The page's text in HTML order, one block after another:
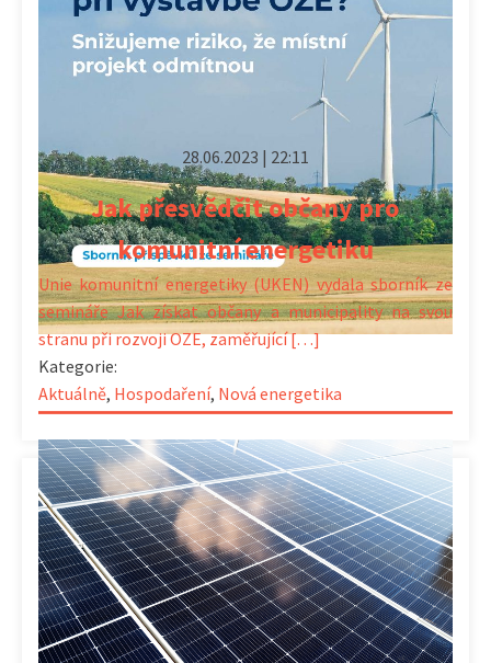
28.06.2023 | 22:11
Jak přesvědčit občany pro
komunitní energetiku
Unie komunitní energetiky (UKEN) vydala sborník ze
semináře Jak získat občany a municipality na svou
stranu při rozvoji OZE, zaměřující […]
Kategorie:
Aktuálně, Hospodaření, Nová energetika